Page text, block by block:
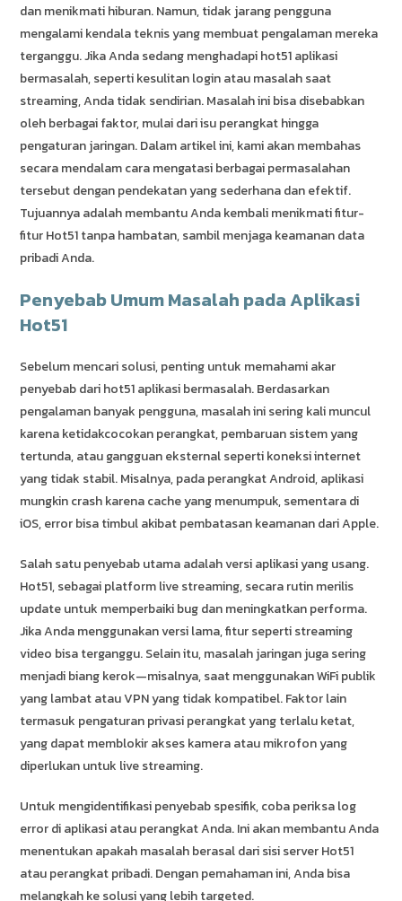
dan menikmati hiburan. Namun, tidak jarang pengguna
mengalami kendala teknis yang membuat pengalaman mereka
terganggu. Jika Anda sedang menghadapi hot51 aplikasi
bermasalah, seperti kesulitan login atau masalah saat
streaming, Anda tidak sendirian. Masalah ini bisa disebabkan
oleh berbagai faktor, mulai dari isu perangkat hingga
pengaturan jaringan. Dalam artikel ini, kami akan membahas
secara mendalam cara mengatasi berbagai permasalahan
tersebut dengan pendekatan yang sederhana dan efektif.
Tujuannya adalah membantu Anda kembali menikmati fitur-
fitur Hot51 tanpa hambatan, sambil menjaga keamanan data
pribadi Anda.
Penyebab Umum Masalah pada Aplikasi
Hot51
Sebelum mencari solusi, penting untuk memahami akar
penyebab dari hot51 aplikasi bermasalah. Berdasarkan
pengalaman banyak pengguna, masalah ini sering kali muncul
karena ketidakcocokan perangkat, pembaruan sistem yang
tertunda, atau gangguan eksternal seperti koneksi internet
yang tidak stabil. Misalnya, pada perangkat Android, aplikasi
mungkin crash karena cache yang menumpuk, sementara di
iOS, error bisa timbul akibat pembatasan keamanan dari Apple.
Salah satu penyebab utama adalah versi aplikasi yang usang.
Hot51, sebagai platform live streaming, secara rutin merilis
update untuk memperbaiki bug dan meningkatkan performa.
Jika Anda menggunakan versi lama, fitur seperti streaming
video bisa terganggu. Selain itu, masalah jaringan juga sering
menjadi biang kerok—misalnya, saat menggunakan WiFi publik
yang lambat atau VPN yang tidak kompatibel. Faktor lain
termasuk pengaturan privasi perangkat yang terlalu ketat,
yang dapat memblokir akses kamera atau mikrofon yang
diperlukan untuk live streaming.
Untuk mengidentifikasi penyebab spesifik, coba periksa log
error di aplikasi atau perangkat Anda. Ini akan membantu Anda
menentukan apakah masalah berasal dari sisi server Hot51
atau perangkat pribadi. Dengan pemahaman ini, Anda bisa
melangkah ke solusi yang lebih targeted.